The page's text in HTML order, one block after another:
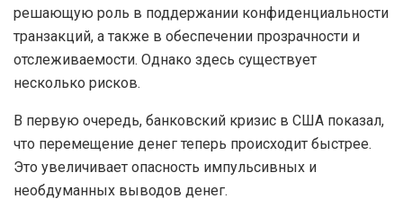
решающую роль в поддержании конфиденциальности
транзакций, а также в обеспечении прозрачности и
отслеживаемости. Однако здесь существует
несколько рисков.
В первую очередь, банковский кризис в США показал,
что перемещение денег теперь происходит быстрее.
Это увеличивает опасность импульсивных и
необдуманных выводов денег.